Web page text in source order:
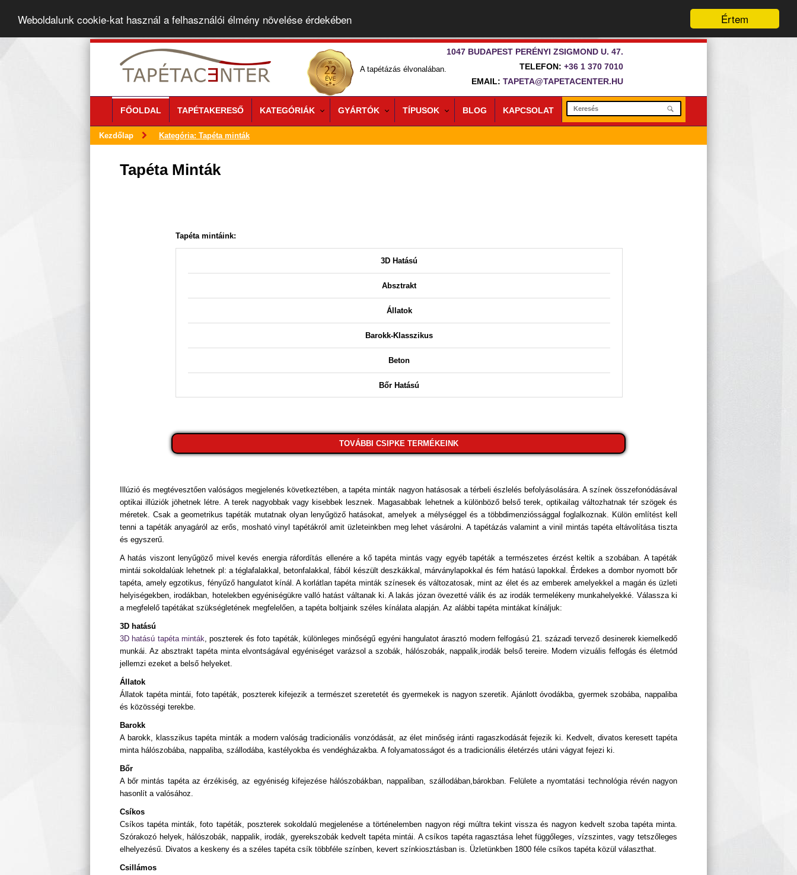
Értem
Weboldalunk cookie-kat használ a felhasználói élmény növelése érdekében
A tapétázás élvonalában.
1047 BUDAPEST PERÉNYI ZSIGMOND U. 47.
TELEFON: +36 1 370 7010
EMAIL: TAPETA@TAPETACENTER.HU
FŐOLDAL TAPÉTAKERESŐ KATEGÓRIÁK GYÁRTÓK TÍPUSOK BLOG KAPCSOLAT
Kezdőlap Kategória: Tapéta minták
Tapéta Minták
Tapéta mintáink:
3D Hatású
Absztrakt
Állatok
Barokk-Klasszikus
Beton
Bőr Hatású
Csillámos
Dekor
Egyszínű
Fa Hatású-Fa Mintás
Feliratos-Számos
Fémhatású - Indusztriális
Foszforeszkáló
Gyöngyös
Konyha-Fürdőszobai
Különleges Felületű
TOVÁBBI CSIPKE TERMÉKEINK
Illúzió és megtévesztően valóságos megjelenés következtében, a tapéta minták nagyon hatásosak a térbeli észlelés befolyásolására. A színek összefonódásával
optikai illúziók jöhetnek létre. A terek nagyobbak vagy kisebbek lesznek. Magasabbak lehetnek a különböző belső terek, optikailag változhatnak tér szögek és
méretek. Csak a geometrikus tapéták mutatnak olyan lenyűgöző hatásokat, amelyek a mélységgel és a többdimenzióssággal foglalkoznak. Külön említést kell
tenni a tapéták anyagáról az erős, mosható vinyl tapétákról amit üzleteinkben meg lehet vásárolni. A tapétázás valamint a vinil mintás tapéta eltávolítása tiszta
és egyszerű.
A hatás viszont lenyűgöző mivel kevés energia ráfordítás ellenére a kő tapéta mintás vagy egyéb tapéták a természetes érzést keltik a szobában. A tapéták
mintái sokoldalúak lehetnek pl: a téglafalakkal, betonfalakkal, fából készült deszkákkal, márványlapokkal és fém hatású lapokkal. Érdekes a dombor nyomott bőr
tapéta, amely egzotikus, fényűző hangulatot kínál. A korlátlan tapéta minták színesek és változatosak, mint az élet és az emberek amelyekkel a magán és üzleti
helyiségekben, irodákban, hotelekben egyéniségükre valló hatást váltanak ki. A lakás józan övezetté válik és az irodák termelékeny munkahelyekké. Válassza ki
a megfelelő tapétákat szükségletének megfelelően, a tapéta boltjaink széles kínálata alapján. Az alábbi tapéta mintákat kínáljuk:
3D hatású
3D hatású tapéta minták, poszterek és foto tapéták, különleges minőségű egyéni hangulatot árasztó modern felfogású 21. századi tervező desinerek kiemelkedő
munkái. Az absztrakt tapéta minta elvontságával egyéniséget varázsol a szobák, hálószobák, nappalik,irodák belső tereire. Modern vizuális felfogás és életmód
jellemzi ezeket a belső helyeket.
Állatok
Állatok tapéta mintái, foto tapéták, poszterek kifejezik a természet szeretetét és gyermekek is nagyon szeretik. Ajánlott óvodákba, gyermek szobába, nappaliba
és közösségi terekbe.
Barokk
A barokk, klasszikus tapéta minták a modern valóság tradicionális vonzódását, az élet minőség iránti ragaszkodását fejezik ki. Kedvelt, divatos keresett tapéta
minta hálószobába, nappaliba, szállodába, kastélyokba és vendégházakba. A folyamatosságot és a tradicionális életérzés utáni vágyat fejezi ki.
Bőr
A bőr mintás tapéta az érzékiség, az egyéniség kifejezése hálószobákban, nappaliban, szállodában,bárokban. Felülete a nyomtatási technológia révén nagyon
hasonlít a valósához.
Csíkos
Csíkos tapéta minták, foto tapéták, poszterek sokoldalú megjelenése a történelemben nagyon régi múltra tekint vissza és nagyon kedvelt szoba tapéta minta.
Szórakozó helyek, hálószobák, nappalik, irodák, gyerekszobák kedvelt tapéta mintái. A csíkos tapéta ragasztása lehet függőleges, vízszintes, vagy tetszőleges
elhelyezésű. Divatos a keskeny és a széles tapéta csík többféle színben, kevert színkiosztásban is. Üzletünkben 1800 féle csíkos tapéta közül választhat.
Csillámos